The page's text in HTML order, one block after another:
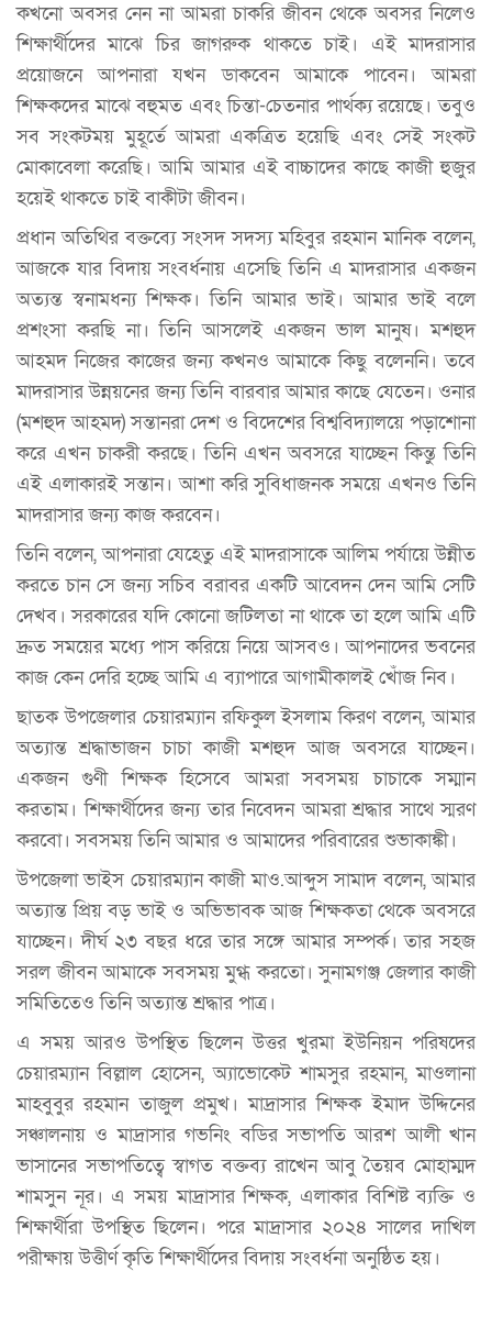
কখনো অবসর নেন না আমরা চাকরি জীবন থেকে অবসর নিলেও
শিক্ষার্থীদের মাঝে চির জাগরুক থাকতে চাই। এই মাদরাসার
প্রয়োজনে আপনারা যখন ডাকবেন আমাকে পাবেন। আমরা
শিক্ষকদের মাঝে বহুমত এবং চিন্তা-চেতনার পার্থক্য রয়েছে। তবুও
সব সংকটময় মুহূর্তে আমরা একত্রিত হয়েছি এবং সেই সংকট
মোকাবেলা করেছি। আমি আমার এই বাচ্চাদের কাছে কাজী হুজুর
হয়েই থাকতে চাই বাকীটা জীবন।
প্রধান অতিথির বক্তব্যে সংসদ সদস্য মহিবুর রহমান মানিক বলেন,
আজকে যার বিদায় সংবর্ধনায় এসেছি তিনি এ মাদরাসার একজন
অত্যন্ত স্বনামধন্য শিক্ষক। তিনি আমার ভাই। আমার ভাই বলে
প্রশংসা করছি না। তিনি আসলেই একজন ভাল মানুষ। মশহুদ
আহমদ নিজের কাজের জন্য কখনও আমাকে কিছু বলেননি। তবে
মাদরাসার উন্নয়নের জন্য তিনি বারবার আমার কাছে যেতেন। ওনার
(মশহুদ আহমদ) সন্তানরা দেশ ও বিদেশের বিশ্ববিদ্যালয়ে পড়াশোনা
করে এখন চাকরী করছে। তিনি এখন অবসরে যাচ্ছেন কিন্তু তিনি
এই এলাকারই সন্তান। আশা করি সুবিধাজনক সময়ে এখনও তিনি
মাদরাসার জন্য কাজ করবেন।
তিনি বলেন, আপনারা যেহেতু এই মাদরাসাকে আলিম পর্যায়ে উন্নীত
করতে চান সে জন্য সচিব বরাবর একটি আবেদন দেন আমি সেটি
দেখব। সরকারের যদি কোনো জটিলতা না থাকে তা হলে আমি এটি
দ্রুত সময়ের মধ্যে পাস করিয়ে নিয়ে আসবও। আপনাদের ভবনের
কাজ কেন দেরি হচ্ছে আমি এ ব্যাপারে আগামীকালই খোঁজ নিব।
ছাতক উপজেলার চেয়ারম্যান রফিকুল ইসলাম কিরণ বলেন, আমার
অত্যান্ত শ্রদ্ধাভাজন চাচা কাজী মশহুদ আজ অবসরে যাচ্ছেন।
একজন গুণী শিক্ষক হিসেবে আমরা সবসময় চাচাকে সম্মান
করতাম। শিক্ষার্থীদের জন্য তার নিবেদন আমরা শ্রদ্ধার সাথে স্মরণ
করবো। সবসময় তিনি আমার ও আমাদের পরিবারের শুভাকাঙ্কী।
উপজেলা ভাইস চেয়ারম্যান কাজী মাও.আব্দুস সামাদ বলেন, আমার
অত্যান্ত প্রিয় বড় ভাই ও অভিভাবক আজ শিক্ষকতা থেকে অবসরে
যাচ্ছেন। দীর্ঘ ২৩ বছর ধরে তার সঙ্গে আমার সম্পর্ক। তার সহজ
সরল জীবন আমাকে সবসময় মুগ্ধ করতো। সুনামগঞ্জ জেলার কাজী
সমিতিতেও তিনি অত্যান্ত শ্রদ্ধার পাত্র।
এ সময় আরও উপস্থিত ছিলেন উত্তর খুরমা ইউনিয়ন পরিষদের
চেয়ারম্যান বিল্লাল হোসেন, অ্যাভোকেট শামসুর রহমান, মাওলানা
মাহবুবুর রহমান তাজুল প্রমুখ। মাদ্রাসার শিক্ষক ইমাদ উদ্দিনের
সঞ্চালনায় ও মাদ্রাসার গভনিং বডির সভাপতি আরশ আলী খান
ভাসানের সভাপতিত্বে স্বাগত বক্তব্য রাখেন আবু তৈয়ব মোহাম্মদ
শামসুন নূর। এ সময় মাদ্রাসার শিক্ষক, এলাকার বিশিষ্ট ব্যক্তি ও
শিক্ষার্থীরা উপস্থিত ছিলেন। পরে মাদ্রাসার ২০২৪ সালের দাখিল
পরীক্ষায় উত্তীর্ণ কৃতি শিক্ষার্থীদের বিদায় সংবর্ধনা অনুষ্ঠিত হয়।